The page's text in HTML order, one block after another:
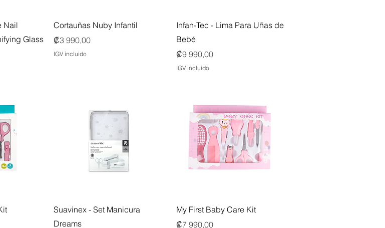
Nail
Glass
Vista rápida
Cortauñas Nuby Infantil
Precio
₡3 990,00
IGV incluido
Vista rápida
Infan-Tec - Lima Para Uñas de
Bebé
Precio
₡9 990,00
IGV incluido
Vista rápida
Suavinex - Set Manicura
Dreams
Vista rápida
My First Baby Care Kit
Precio
₡7 990,00